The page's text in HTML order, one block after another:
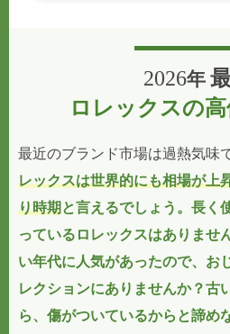
2026年
ロレックスの
最近のブランド市場は過熱気味
レックスは世界的にも相場が上
り時期と言えるでしょう。長く
っているロレックスはありませ
い年代に人気があったので、お
レクションにありませんか？古
ら、傷がついているからと諦め